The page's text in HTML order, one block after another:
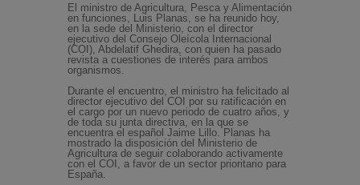
El ministro de Agricultura, Pesca y Alimentación
en funciones, Luis Planas, se ha reunido hoy,
en la sede del Ministerio, con el director
ejecutivo del Consejo Oleícola Internacional
(COI), Abdelatif Ghedira, con quien ha pasado
revista a cuestiones de interés para ambos
organismos.
Durante el encuentro, el ministro ha felicitado al
director ejecutivo del COI por su ratificación en
el cargo por un nuevo periodo de cuatro años, y
de toda su junta directiva, en la que se
encuentra el español Jaime Lillo. Planas ha
mostrado la disposición del Ministerio de
Agricultura de seguir colaborando activamente
con el COI, a favor de un sector prioritario para
España.